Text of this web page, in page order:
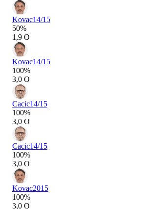
Kovac14/15
50%
1,9 О
Kovac14/15
100%
3,0 О
Cacic14/15
100%
3,0 О
Cacic14/15
100%
3,0 О
Kovac2015
100%
3,0 О